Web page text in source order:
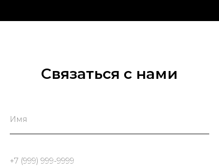
Связаться с нами